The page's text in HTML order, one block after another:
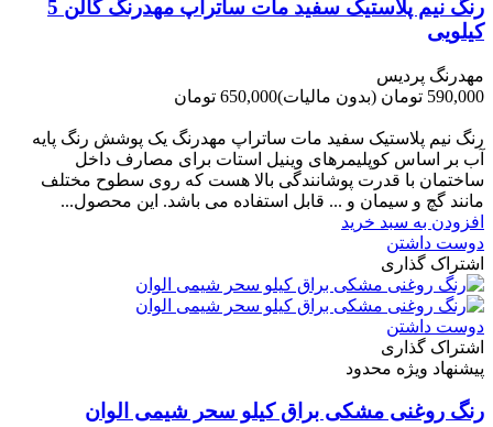
رنگ نیم پلاستیک سفید مات ساتراپ مهدرنگ گالن 5
کیلویی
مهدرنگ پردیس
590,000 تومان
(بدون مالیات)650,000 تومان
رنگ نیم پلاستیک سفید مات ساتراپ مهدرنگ یک پوشش رنگ پایه
آب بر اساس کوپلیمرهای وینیل استات برای مصارف داخل
ساختمان با قدرت پوشانندگی بالا هست که روی سطوح مختلف
مانند گچ و سیمان و ... قابل استفاده می باشد. این محصول...
افزودن به سبد خرید
دوست داشتن
اشتراک گذاری
دوست داشتن
اشتراک گذاری
پیشنهاد ویژه محدود
رنگ روغنی مشکی براق کیلو سحر شیمی الوان